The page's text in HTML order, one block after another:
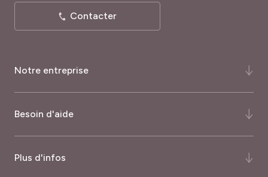
Notre entreprise
Besoin d'aide
Plus d'infos
Contacter